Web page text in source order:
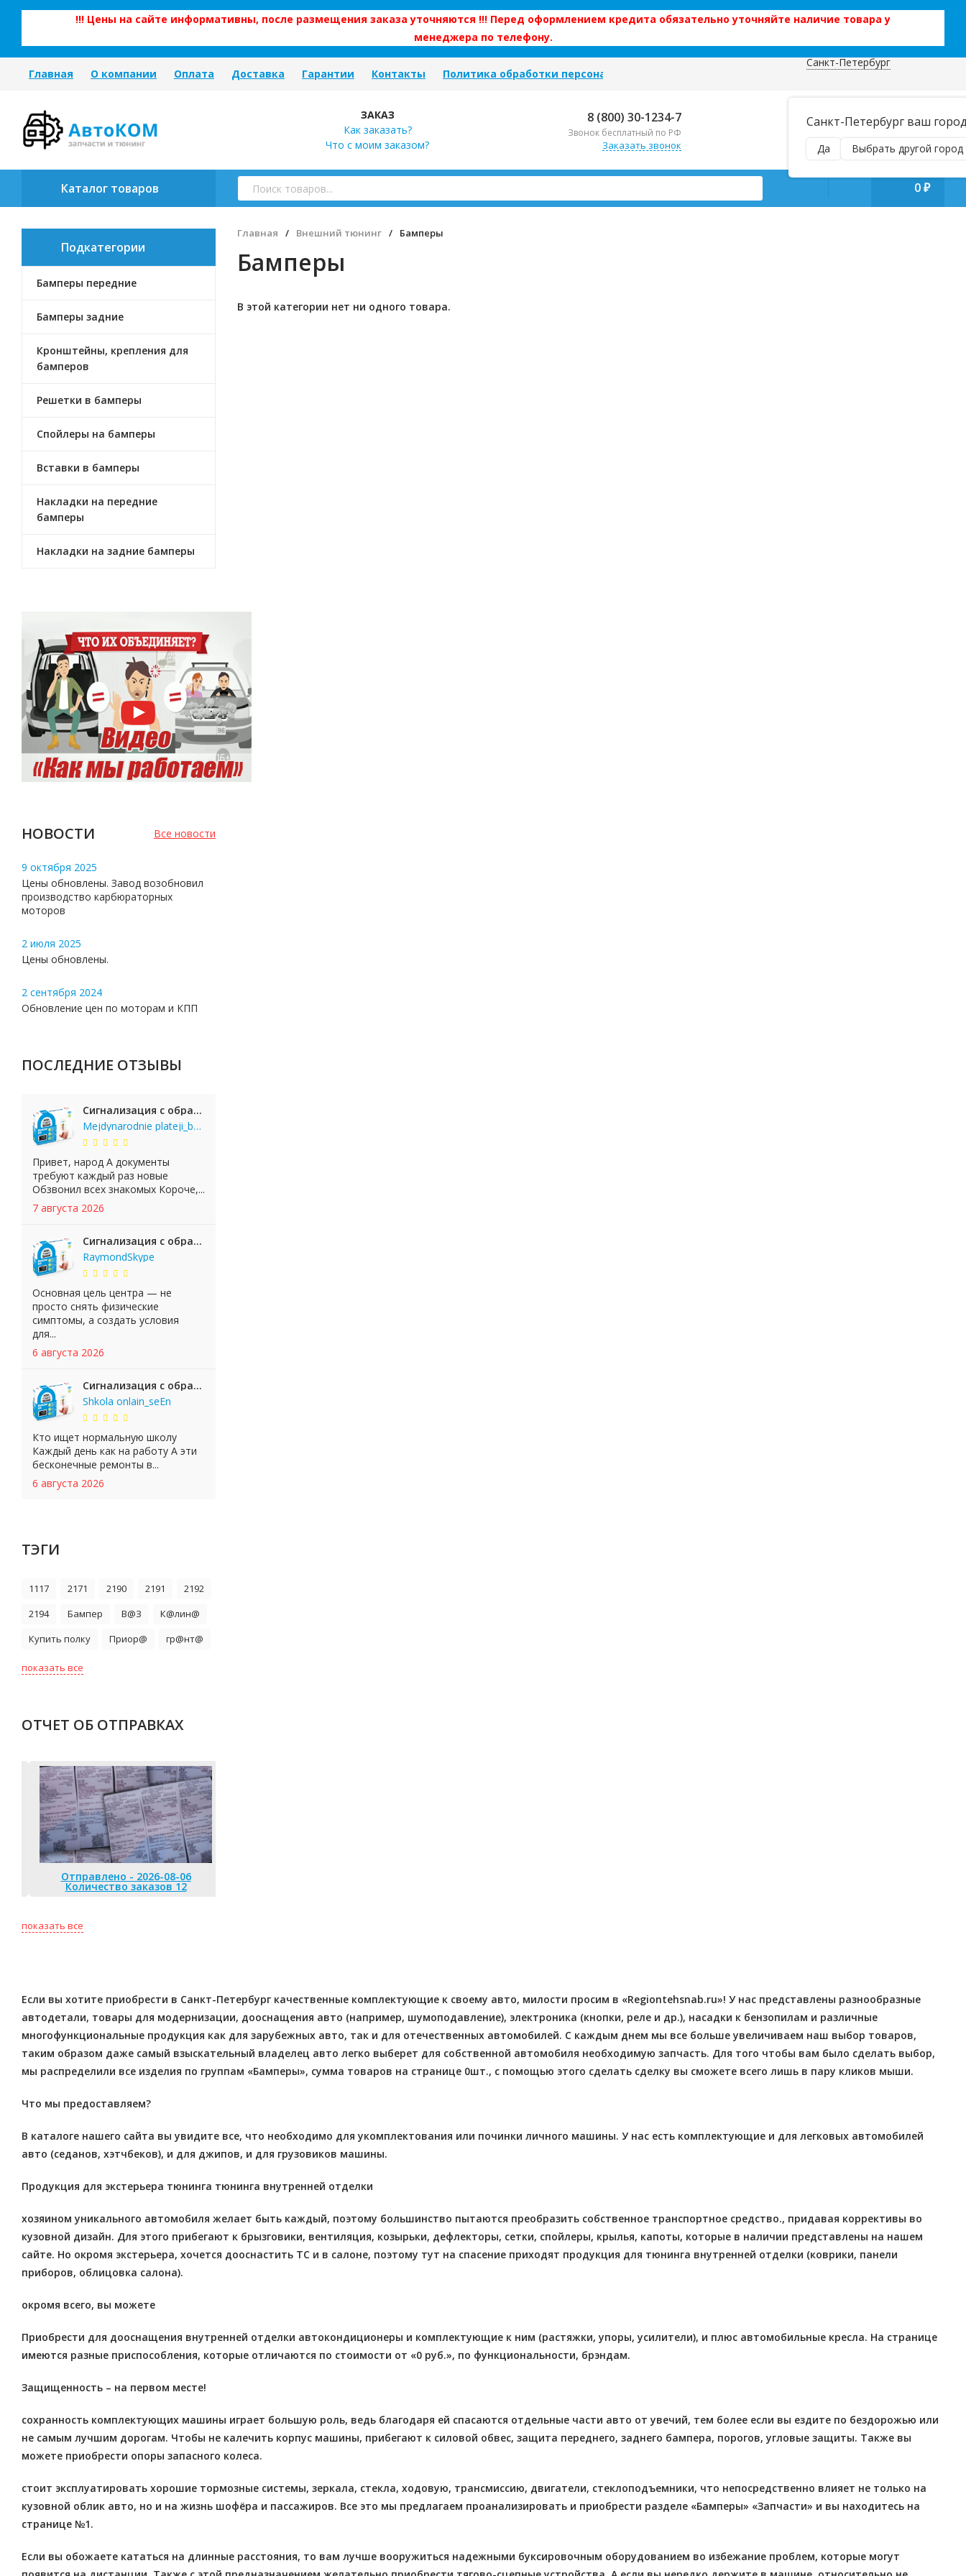
!!! Цены на сайте информативны, после размещения заказа уточняются !!! Перед оформлением кредита обязательно уточняйте наличие товара у
менеджера по телефону.
Главная О компании Оплата Доставка Гарантии Контакты Политика обработки персональных данных
Санкт-Петербург
Санкт-Петербург ваш
Да Выбрать другой город
ЗАКАЗ
Как заказать?
Что с моим заказом?
8 (800) 30-1234-7
Звонок бесплатный по РФ
Заказать звонок
наложенным платежом!
manager@regiontehsnab.ru
Каталог товаров 0 ₽
Подкатегории
Бамперы передние
Бамперы задние
Кронштейны, крепления для
бамперов
Решетки в бамперы
Спойлеры на бамперы
Вставки в бамперы
Накладки на передние
бамперы
Накладки на задние бамперы
Все новости
НОВОСТИ
9 октября 2025
Цены обновлены. Завод возобновил
производство карбюраторных
моторов
2 июля 2025
Цены обновлены.
2 сентября 2024
Обновление цен по моторам и КПП
ПОСЛЕДНИЕ ОТЗЫВЫ
Сигнализация с обратной связью StarLine E65 BT 2CAN+LIN
Mejdynarodnie plateji_bgKi
Привет, народ А документы
требуют каждый раз новые
Обзвонил всех знакомых Короче,...
7 августа 2026
Сигнализация с обратной связью StarLine E65 BT 2CAN+LIN
RaymondSkype
Основная цель центра — не
просто снять физические
симптомы, а создать условия
для...
6 августа 2026
Сигнализация с обратной связью StarLine E65 BT 2CAN+LIN
Shkola onlain_seEn
Кто ищет нормальную школу
Каждый день как на работу А эти
бесконечные ремонты в...
6 августа 2026
ТЭГИ
1117 2171 2190 2191
2192
2194
Бампер В@З
К@лин@
Купить полку
Приор@ гр@нт@
показать все
ОТЧЕТ ОБ ОТПРАВКАХ
Отправлено - 2026-08-05
Количество заказов 12
показать все
Главная / Внешний тюнинг / Бамперы
Бамперы
В этой категории нет ни одного товара.
Если вы хотите приобрести в Санкт-Петербург качественные комплектующие к своему авто, милости просим в «Regiontehsnab.ru»! У нас представлены разнообразные
автодетали, товары для модернизации, дооснащения авто (например, шумоподавление), электроника (кнопки, реле и др.), насадки к бензопилам и различные
многофункциональные продукция как для зарубежных авто, так и для отечественных автомобилей. С каждым днем мы все больше увеличиваем наш выбор товаров,
таким образом даже самый взыскательный владелец авто легко выберет для собственной автомобиля необходимую запчасть. Для того чтобы вам было сделать выбор,
мы распределили все изделия по группам «Бамперы», сумма товаров на странице 0шт., с помощью этого сделать сделку вы сможете всего лишь в пару кликов мыши.
Что мы предоставляем?
В каталоге нашего сайта вы увидите все, что необходимо для укомплектования или починки личного машины. У нас есть комплектующие и для легковых автомобилей
авто (седанов, хэтчбеков), и для джипов, и для грузовиков машины.
Продукция для экстерьера тюнинга тюнинга внутренней отделки
хозяином уникального автомобиля желает быть каждый, поэтому большинство пытаются преобразить собственное транспортное средство., придавая коррективы во
кузовной дизайн. Для этого прибегают к брызговики, вентиляция, козырьки, дефлекторы, сетки, спойлеры, крылья, капоты, которые в наличии представлены на нашем
сайте. Но окромя экстерьера, хочется дооснастить ТС и в салоне, поэтому тут на спасение приходят продукция для тюнинга внутренней отделки (коврики, панели
приборов, облицовка салона).
окромя всего, вы можете
Приобрести для дооснащения внутренней отделки автокондиционеры и комплектующие к ним (растяжки, упоры, усилители), и плюс автомобильные кресла. На странице
имеются разные приспособления, которые отличаются по стоимости от «0 руб.», по функциональности, брэндам.
Защищенность – на первом месте!
сохранность комплектующих машины играет большую роль, ведь благодаря ей спасаются отдельные части авто от увечий, тем более если вы ездите по бездорожью или
не самым лучшим дорогам. Чтобы не калечить корпус машины, прибегают к силовой обвес, защита переднего, заднего бампера, порогов, угловые защиты. Также вы
можете приобрести опоры запасного колеса.
стоит эксплуатировать хорошие тормозные системы, зеркала, стекла, ходовую, трансмиссию, двигатели, стеклоподъемники, что непосредственно влияет не только на
кузовной облик авто, но и на жизнь шофёра и пассажиров. Все это мы предлагаем проанализировать и приобрести разделе «Бамперы» «Запчасти» и вы находитесь на
странице №1.
Если вы обожаете кататься на длинные расстояния, то вам лучше вооружиться надежными буксировочным оборудованием во избежание проблем, которые могут